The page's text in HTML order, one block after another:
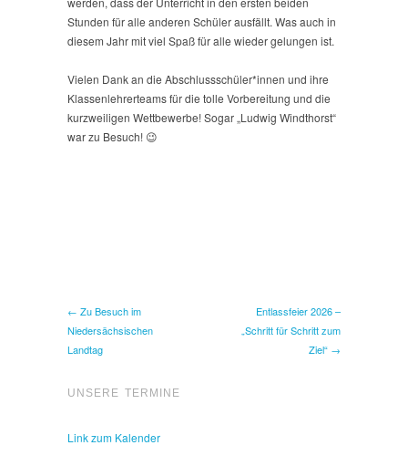
Stunden für alle anderen Schüler ausfällt. Was auch in
diesem Jahr mit viel Spaß für alle wieder gelungen ist.
Vielen Dank an die Abschlussschüler*innen und ihre
Klassenlehrerteams für die tolle Vorbereitung und die
kurzweiligen Wettbewerbe! Sogar „Ludwig Windthorst“
war zu Besuch! 😉
← Zu Besuch im
Niedersächsischen
Landtag
Entlassfeier 2026 –
„Schritt für Schritt zum
Ziel“ →
UNSERE TERMINE
Link zum Kalender